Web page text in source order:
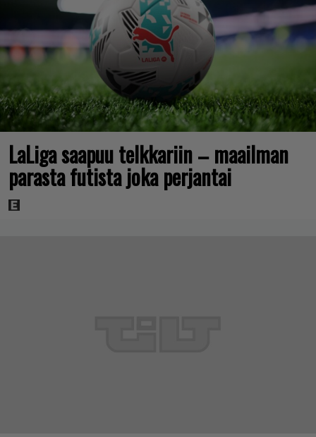
LaLiga saapuu telkkariin – maailman
parasta futista joka perjantai